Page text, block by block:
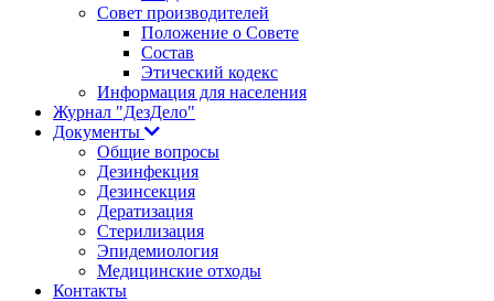
Совет производителей
Положение о Совете
Состав
Этический кодекс
Информация для населения
Журнал "ДезДело"
Документы
Общие вопросы
Дезинфекция
Дезинсекция
Дератизация
Стерилизация
Эпидемиология
Медицинские отходы
Контакты